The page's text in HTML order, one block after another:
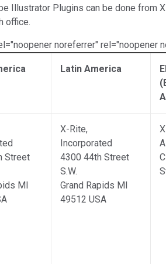
Tekstylia
Cosmetic
Illustrator Plugins can be done from
office.
noreferrer" rel="noopener
Latin America
Street
MI
X-Rite,
Incorporated
4300 44th Street
S.W.
Grand Rapids MI
49512 USA